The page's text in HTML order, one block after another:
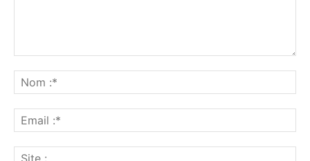
:*
:*